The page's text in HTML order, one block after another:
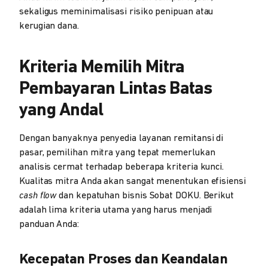
sekaligus meminimalisasi risiko penipuan atau
kerugian dana.
Kriteria Memilih Mitra
Pembayaran Lintas Batas
yang Andal
Dengan banyaknya penyedia layanan remitansi di
pasar, pemilihan mitra yang tepat memerlukan
analisis cermat terhadap beberapa kriteria kunci.
Kualitas mitra Anda akan sangat menentukan efisiensi
cash flowdan kepatuhan bisnis Sobat DOKU. Berikut
adalah lima kriteria utama yang harus menjadi
panduan Anda:
Kecepatan Proses dan Keandalan